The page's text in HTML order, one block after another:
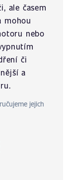
ale časem
mohou
nebo
či
a
jejich